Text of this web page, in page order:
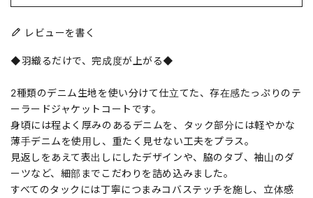
レビューを書く
◆羽織るだけで、完成度が上がる◆
2種類のデニム生地を使い分けて仕立てた、存在感たっぷりのテ
ーラードジャケットコートです。
身頃には程よく厚みのあるデニムを、タック部分には軽やかな
薄手デニムを使用し、重たく見せない工夫をプラス。
見返しをあえて表出しにしたデザインや、脇のタブ、袖山のダ
ーツなど、細部までこだわりを詰め込みました。
すべてのタックには丁寧につまみコバステッチを施し、立体感